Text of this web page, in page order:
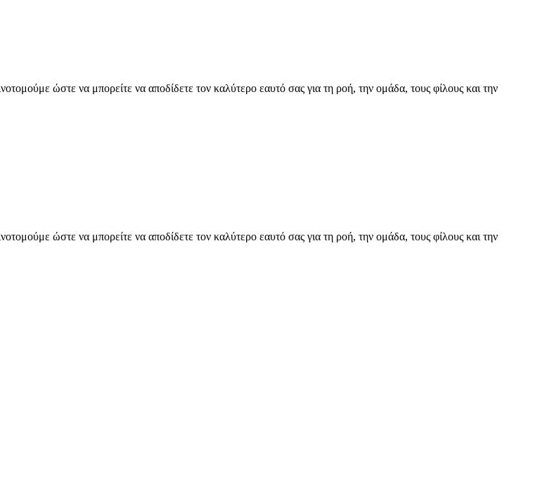
ώστε να μπορείτε να αποδίδετε τον καλύτερο εαυτό σας για τη ροή, την ομάδα, τους φίλους και την
ώστε να μπορείτε να αποδίδετε τον καλύτερο εαυτό σας για τη ροή, την ομάδα, τους φίλους και την